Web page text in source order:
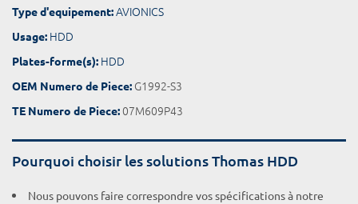
Type d'equipement:AVIONICS
Usage: HDD
Plates-forme(s): HDD
OEM Numero de Piece: G1992-S3
TE Numero de Piece:07M609P43
Pourquoi choisir les solutions Thomas HDD
Nous pouvons faire correspondre vos spécifications à notre